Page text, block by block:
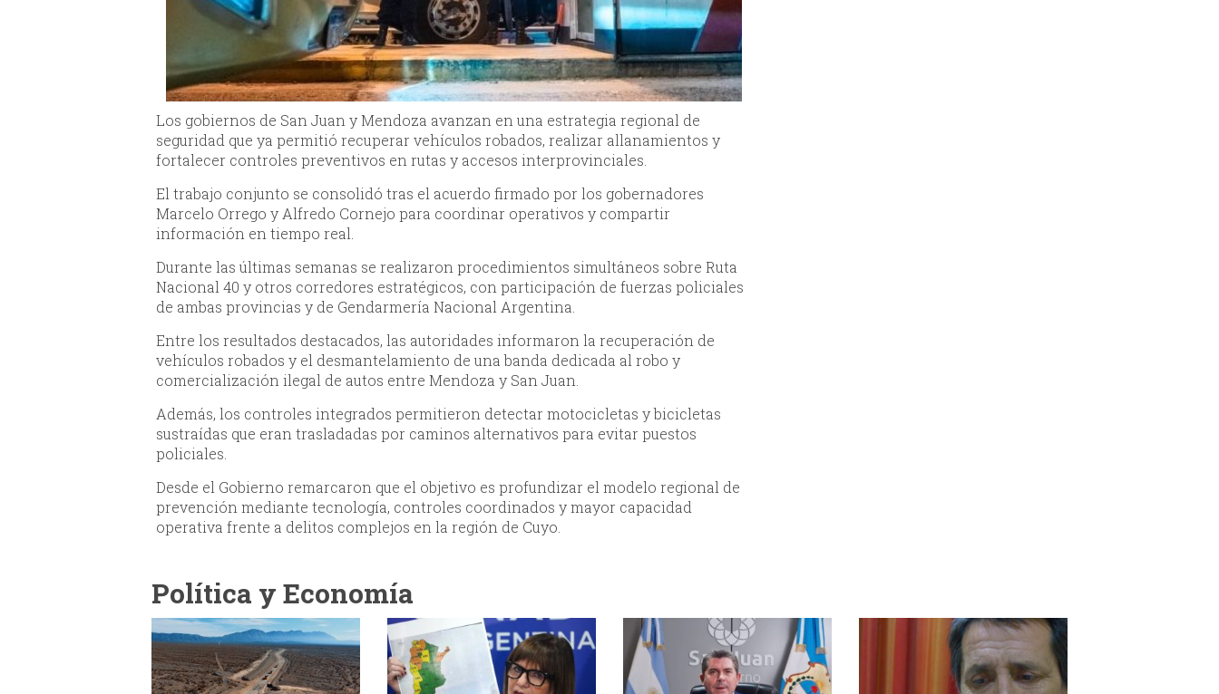
Los gobiernos de San Juan y Mendoza avanzan en una estrategia regional de
seguridad que ya permitió recuperar vehículos robados, realizar allanamientos y
fortalecer controles preventivos en rutas y accesos interprovinciales.
El trabajo conjunto se consolidó tras el acuerdo firmado por los gobernadores
Marcelo Orrego y Alfredo Cornejo para coordinar operativos y compartir
información en tiempo real.
Durante las últimas semanas se realizaron procedimientos simultáneos sobre Ruta
Nacional 40 y otros corredores estratégicos, con participación de fuerzas policiales
de ambas provincias y de Gendarmería Nacional Argentina.
Entre los resultados destacados, las autoridades informaron la recuperación de
vehículos robados y el desmantelamiento de una banda dedicada al robo y
comercialización ilegal de autos entre Mendoza y San Juan.
Además, los controles integrados permitieron detectar motocicletas y bicicletas
sustraídas que eran trasladadas por caminos alternativos para evitar puestos
policiales.
Desde el Gobierno remarcaron que el objetivo es profundizar el modelo regional de
prevención mediante tecnología, controles coordinados y mayor capacidad
operativa frente a delitos complejos en la región de Cuyo.
Política y Economía